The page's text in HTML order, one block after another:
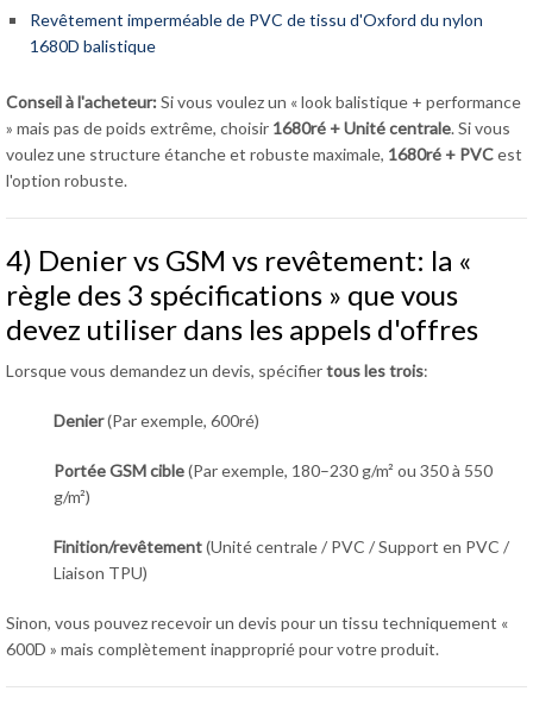
Revêtement imperméable de PVC de tissu d'Oxford du nylon
1680D balistique
Conseil à l'acheteur:Si vous voulez un « look balistique + performance
» mais pas de poids extrême, choisir 1680ré + Unité centrale. Si vous
voulez une structure étanche et robuste maximale, 1680ré + PVCest
l'option robuste.
4) Denier vs GSM vs revêtement: la «
règle des 3 spécifications » que vous
devez utiliser dans les appels d'offres
Lorsque vous demandez un devis, spécifiertous les trois:
Denier(Par exemple, 600ré)
Portée GSM cible(Par exemple, 180–230 g/m² ou 350 à 550
g/m²)
Finition/revêtement(Unité centrale / PVC / Support en PVC /
Liaison TPU)
Sinon, vous pouvez recevoir un devis pour un tissu techniquement «
600D » mais complètement inapproprié pour votre produit.